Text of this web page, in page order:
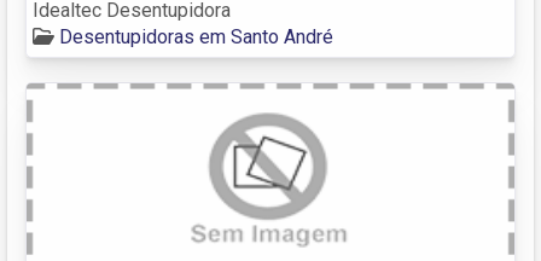
Idealtec Desentupidora
Desentupidoras em Santo André